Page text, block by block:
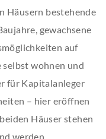
Häusern bestehende
gewachsene
auf
selbst wohnen und
für Kapitalanleger
– hier eröffnen
Häuser stehen
werden